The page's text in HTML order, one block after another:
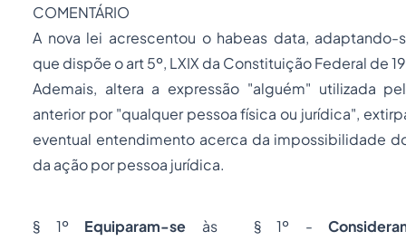
COMENTÁRIO
A nova lei acrescentou o habeas data, adaptando-
que dispõe o art 5º, LXIX da Constituição Federal de
Ademais, altera a expressão "alguém" utilizada
anterior por "qualquer pessoa física ou jurídica",
eventual entendimento acerca da impossibilidade
da ação por pessoa jurídica.
§ 1º Equiparam-se às
§ 1º -